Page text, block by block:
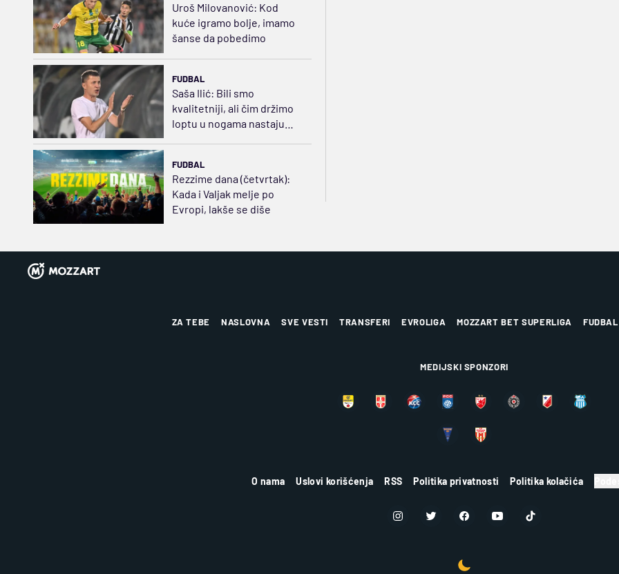
Uroš Milovanović: Kod
kuće igramo bolje, imamo
šanse da pobedimo
FUDBAL
Saša Ilić: Bili smo
kvalitetniji, ali čim držimo
loptu u nogama nastaju
FUDBAL
Rezzime dana (četvrtak):
Kada i Valjak melje po
Evropi, lakše se diše
ZA TEBE NASLOVNA SVE VESTI TRANSFERI EVROLIGA MOZZART BET SUPERLIGA FUDBAL
MEDIJSKI SPONZORI
O nama Uslovi korišćenja RSS Politika privatnosti Politika kolačića